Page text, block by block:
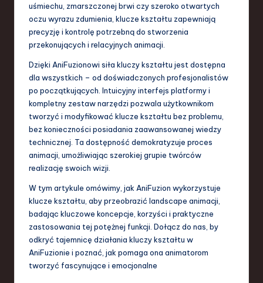
in
S
o
w
T
uśmiechu, zmarszczonej brwi czy szeroko otwartych
oczu wyrazu zdumienia, klucze kształtu zapewniają
precyzję i kontrolę potrzebną do stworzenia
przekonujących i relacyjnych animacji.
Dzięki AniFuzionowi siła kluczy kształtu jest dostępna
dla wszystkich – od doświadczonych profesjonalistów
po początkujących. Intuicyjny interfejs platformy i
kompletny zestaw narzędzi pozwala użytkownikom
tworzyć i modyfikować klucze kształtu bez problemu,
bez konieczności posiadania zaawansowanej wiedzy
technicznej. Ta dostępność demokratyzuje proces
animacji, umożliwiając szerokiej grupie twórców
realizację swoich wizji.
W tym artykule omówimy, jak AniFuzion wykorzystuje
klucze kształtu, aby przeobrazić landscape animacji,
badając kluczowe koncepcje, korzyści i praktyczne
zastosowania tej potężnej funkcji. Dołącz do nas, by
odkryć tajemnicę działania kluczy kształtu w
AniFuzionie i poznać, jak pomaga ona animatorom
tworzyć fascynujące i emocjonalne